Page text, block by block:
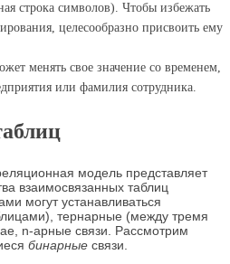
строка символов). Чтобы избежать
целесообразно присвоить ему
менять свое значение со временем,
или фамилия сотрудника.
модель представляет
взаимосвязанных таблиц
могут устанавливаться
тернарные (между тремя
n-арные связи. Рассмотрим
бинарные связи.